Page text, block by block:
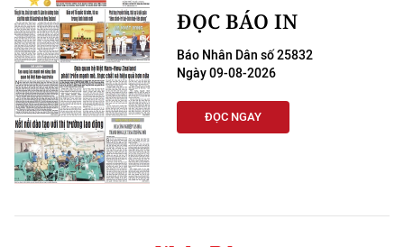
ĐỌC BÁO IN
Báo Nhân Dân số 25832
Ngày 09-08-2026
ĐỌC NGAY